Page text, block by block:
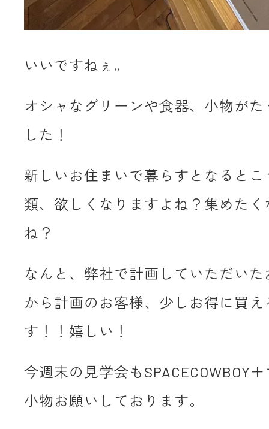
いいですねぇ。
オシャなグリーンや食器、小物が
した！
新しいお住まいで暮らすとなると
類、欲しくなりますよね？集めた
ね？
なんと、弊社で計画していただい
から計画のお客様、少しお得に買
す！！嬉しい！
今週末の見学会もSPACECOWBOY
小物お願いしております。